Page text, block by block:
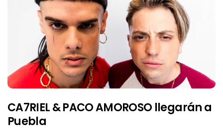
CA7RIEL & PACO AMOROSO llegarán a
Puebla